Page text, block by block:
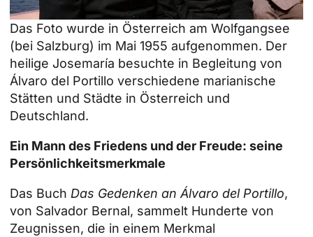
Das Foto wurde in Österreich am Wolfgangsee
(bei Salzburg) im Mai 1955 aufgenommen. Der
heilige Josemaría besuchte in Begleitung von
Álvaro del Portillo verschiedene marianische
Stätten und Städte in Österreich und
Deutschland.
Ein Mann des Friedens und der Freude: seine
Persönlichkeitsmerkmale
Das Buch Das Gedenken an Álvaro del Portillo,
von Salvador Bernal, sammelt Hunderte von
Zeugnissen, die in einem Merkmal